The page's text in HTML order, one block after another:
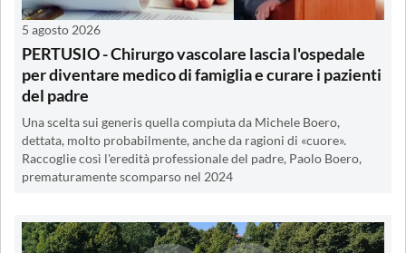
5 agosto 2026
PERTUSIO - Chirurgo vascolare lascia l'ospedale
per diventare medico di famiglia e curare i pazienti
del padre
Una scelta sui generis quella compiuta da Michele Boero,
dettata, molto probabilmente, anche da ragioni di «cuore».
Raccoglie così l'eredità professionale del padre, Paolo Boero,
prematuramente scomparso nel 2024